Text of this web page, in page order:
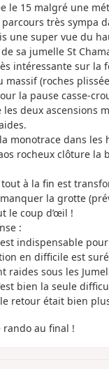
le 15 malgré une
très sympa
une super vue du
sa jumelle St
intéressante sur la
massif (roches
la pause casse-
deux ascensions
monotrace dans les
rocheux clôture la
à la fin est
la grotte
le coup d’œil !
:
est indispensable
en difficile est
raides sous les
bien la seule
retour était bien
rando au final !